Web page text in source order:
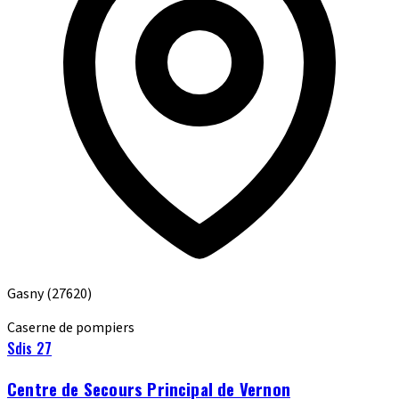
Gasny(27620)
Caserne de pompiers
Sdis 27
Centre de Secours Principal de Vernon